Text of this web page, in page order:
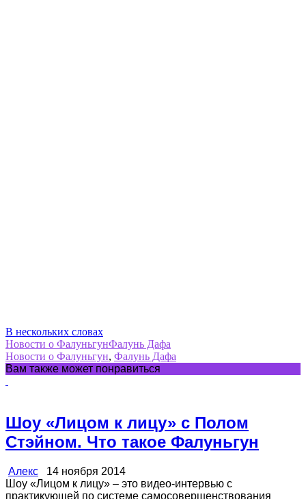
В нескольких словах
Новости о ФалуньгунФалунь Дафа
Новости о Фалуньгун, Фалунь Дафа
Вам также может понравиться
Шоу «Лицом к лицу» с Полом
Стэйном. Что такое Фалуньгун
Алекс 14 ноября 2014
Шоу «Лицом к лицу» – это видео-интервью с
практикующей по системе самосовершенствования